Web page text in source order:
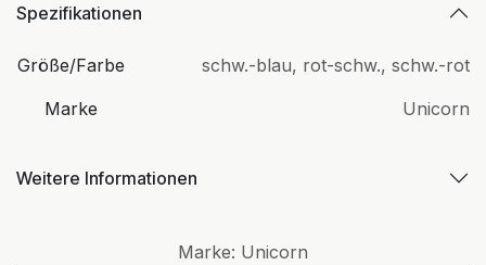
Spezifikationen
Größe/Farbe schw.-blau, rot-schw., schw.-rot
Marke
Unicorn
Weitere Informationen
Marke: Unicorn